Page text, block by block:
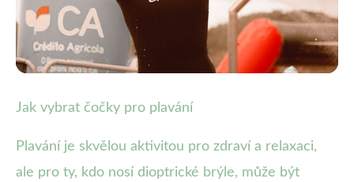
Plavání: Kompletní Průvodce
Jak vybrat čočky pro plavání
Plavání je skvělou aktivitou pro zdraví a relaxaci,
ale pro ty, kdo nosí dioptrické brýle, může být